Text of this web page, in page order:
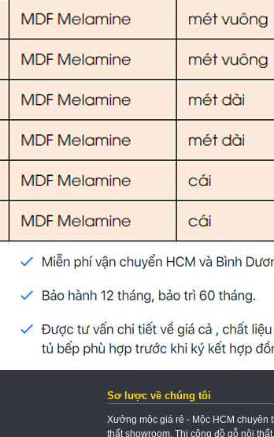
Sơ lược về chúng tôi
Xưởng mộc giá rẻ - Mộc HCM chuyên
thất showroom. Thi công đồ gỗ nội